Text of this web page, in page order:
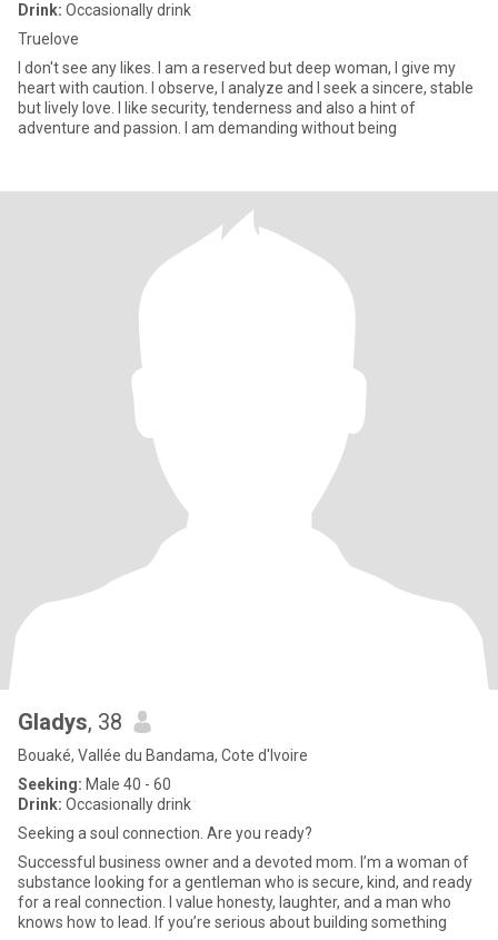
Drink: Occasionally drink
Truelove
I don't see any likes. I am a reserved but deep woman, I give my
heart with caution. I observe, I analyze and I seek a sincere, stable
but lively love. I like security, tenderness and also a hint of
adventure and passion. I am demanding without being
Gladys, 38
Bouaké, Vallée du Bandama, Cote d'Ivoire
Seeking: Male 40 - 60
Drink: Occasionally drink
Seeking a soul connection. Are you ready?
Successful business owner and a devoted mom. I’m a woman of
substance looking for a gentleman who is secure, kind, and ready
for a real connection. I value honesty, laughter, and a man who
knows how to lead. If you’re serious about building something